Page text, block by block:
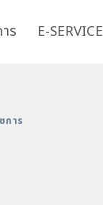
ร E-SERVICE
การ